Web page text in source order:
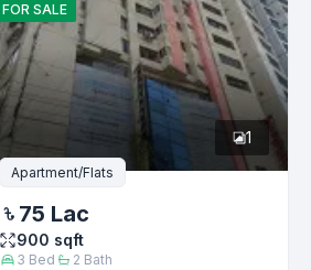
FOR SALE
1
Apartment/Flats
75 Lac
900 sqft
3 Bed 2 Bath